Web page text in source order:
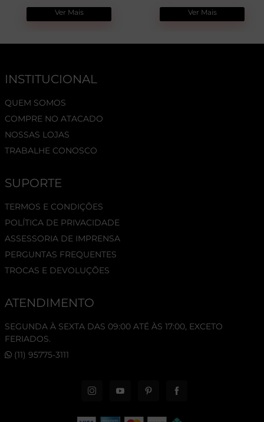
Ver Mais Ver Mais
INSTITUCIONAL
QUEM SOMOS
COMPRE NO ATACADO
NOSSAS LOJAS
TRABALHE CONOSCO
SUPORTE
TERMOS E CONDIÇÕES
POLÍTICA DE PRIVACIDADE
ASSESSORIA DE IMPRENSA
PERGUNTAS FREQUENTES
TROCAS E DEVOLUÇÕES
ATENDIMENTO
SEGUNDA À SEXTA DAS 09:00 ATÉ ÀS 17:00, EXCETO
FERIADOS.
(11) 95775-3111